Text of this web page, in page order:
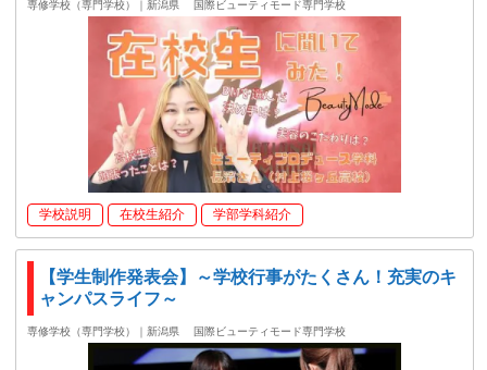
専修学校（専門学校）｜新潟県 国際ビューティモード専門学校
学校説明 在校生紹介 学部学科紹介
【学生制作発表会】～学校行事がたくさん！充実のキ
ャンパスライフ～
専修学校（専門学校）｜新潟県 国際ビューティモード専門学校